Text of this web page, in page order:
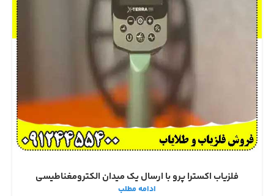
فلزیاب اکسترا پرو با ارسال یک میدان الکترومغناطیسی
ادامه مطلب